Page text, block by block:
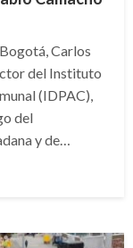
Carlos
del Instituto
(IDPAC),
del
y de…